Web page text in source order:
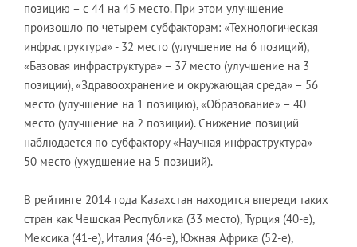
позицию – с 44 на 45 место. При этом улучшение
произошло по четырем субфакторам: «Технологическая
инфраструктура» - 32 место (улучшение на 6 позиций),
«Базовая инфраструктура» – 37 место (улучшение на 3
позиции), «Здравоохранение и окружающая среда» – 56
место (улучшение на 1 позицию), «Образование» – 40
место (улучшение на 2 позиции). Снижение позиций
наблюдается по субфактору «Научная инфраструктура» –
50 место (ухудшение на 5 позиций).
В рейтинге 2014 года Казахстан находится впереди таких
стран как Чешская Республика (33 место), Турция (40-е),
Мексика (41-е), Италия (46-е), Южная Африка (52-е),